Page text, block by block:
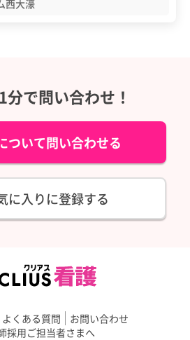
西大濠
分で問い合わせ！
ついて問い合わせる
に入りに登録する
よくある質問
お問い合わせ
採用ご担当者さまへ